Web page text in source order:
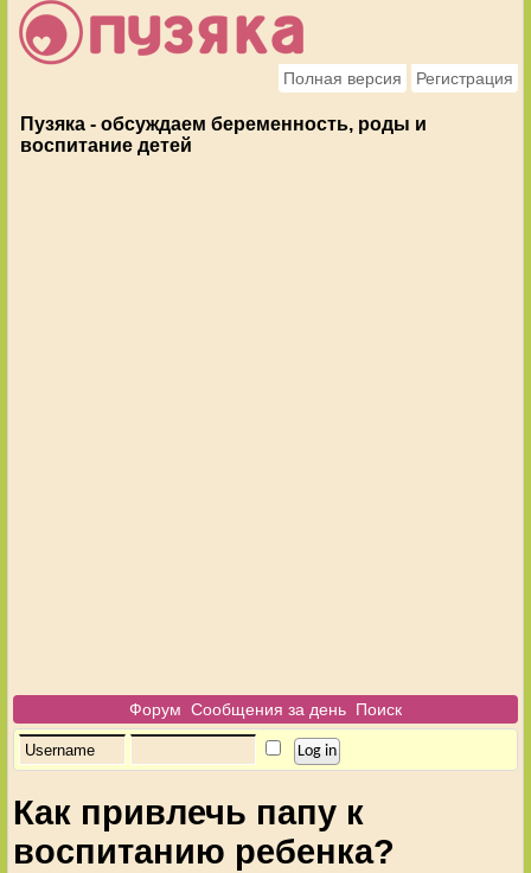
Полная версия Регистрация
Пузяка - обсуждаем беременность, роды и
воспитание детей
Форум Сообщения за день Поиск
Как привлечь папу к
воспитанию ребенка?